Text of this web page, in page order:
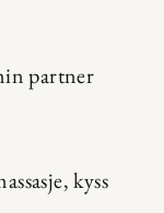
partner
kyss